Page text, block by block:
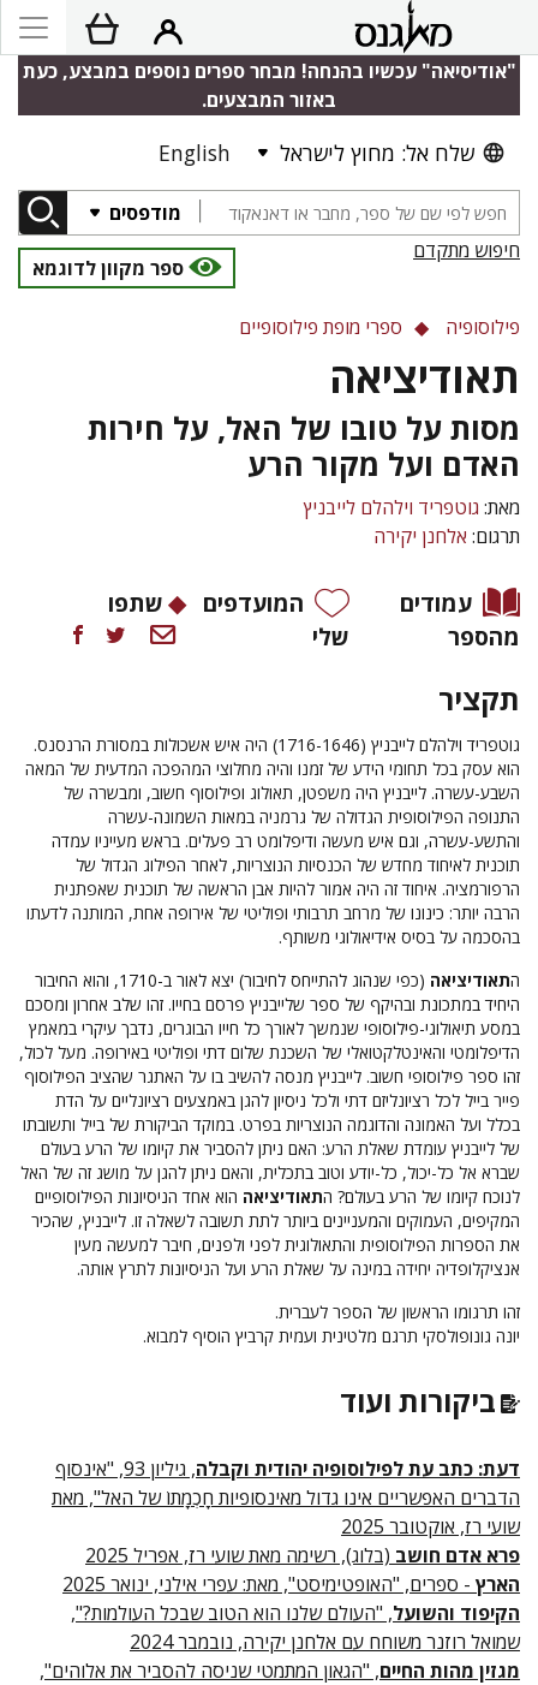
"אודיסיאה" עכשיו בהנחה! מבחר ספרים נוספים במבצע, כעת
באזור המבצעים.
שלח אל: מחוץ לישראל English
מודפסים
חיפוש מתקדם
ספר מקוון לדוגמא
פילוסופיה ספרי מופת פילוסופיים
תאודיציאה
מסות על טובו של האל, על חירות
האדם ועל מקור הרע
מאת: גוטפריד וילהלם לייבניץ
תרגום: אלחנן יקירה
עמודים
מהספר
המועדפים
שלי
שתפו
תקציר
גוטפריד וילהלם לייבניץ (1716-1646) היה איש אשכולות במסורת הרנסנס.
הוא עסק בכל תחומי הידע של זמנו והיה מחלוצי המהפכה המדעית של המאה
השבע-עשרה. לייבניץ היה משפטן, תאולוג ופילוסוף חשוב, ומבשרה של
התנופה הפילוסופית הגדולה של גרמניה במאות השמונה-עשרה
והתשע-עשרה, וגם איש מעשה ודיפלומט רב פעלים. בראש מעייניו עמדה
תוכנית לאיחוד מחדש של הכנסיות הנוצריות, לאחר הפילוג הגדול של
הרפורמציה. איחוד זה היה אמור להיות אבן הראשה של תוכנית שאפתנית
הרבה יותר: כינונו של מרחב תרבותי ופוליטי של אירופה אחת, המותנה לדעתו
בהסכמה על בסיס אידיאולוגי משותף.
התאודיציאה
(כפי שנהוג להתייחס לחיבור) יצא לאור ב-1710, והוא החיבור
היחיד במתכונת ובהיקף של ספר שלייבניץ פרסם בחייו. זהו שלב אחרון ומסכם
במסע תיאולוגי-פילוסופי שנמשך לאורך כל חייו הבוגרים, נדבך עיקרי במאמץ
הדיפלומטי והאינטלקטואלי של השכנת שלום דתי ופוליטי באירופה. מעל לכול,
זהו ספר פילוסופי חשוב. לייבניץ מנסה להשיב בו על האתגר שהציב הפילוסוף
פייר בייל לכל רציונליזם דתי ולכל ניסיון להגן באמצעים רציונליים על הדת
בכלל ועל האמונה והדוגמה הנוצריות בפרט. במוקד הביקורת של בייל ותשובתו
של לייבניץ עומדת שאלת הרע: האם ניתן להסביר את קיומו של הרע בעולם
שברא אל כל-יכול, כל-יודע וטוב בתכלית, והאם ניתן להגן על מושג זה של האל
לנוכח קיומו של הרע בעולם? התאודיציאה הוא אחד הניסיונות הפילוסופיים
המקיפים, העמוקים והמעניינים ביותר לתת תשובה לשאלה זו. לייבניץ, שהכיר
את הספרות הפילוסופית והתאולוגית לפני ולפנים, חיבר למעשה מעין
אנציקלופדיה יחידה במינה על שאלת הרע ועל הניסיונות לתרץ אותה.
זהו תרגומו הראשון של הספר לעברית.
יונה גונופולסקי תרגם מלטינית ועמית קרביץ הוסיף למבוא.
ביקורות ועוד
דעת: כתב עת לפילוסופיה יהודית וקבלה
, גיליון 93, "אינסוף
הדברים האפשריים אינו גדול מאינסופיות חָכְמָתוֹ של האל", מאת
שועי רז, אוקטובר 2025
פרא אדם חושב (בלוג), רשימה מאת שועי רז, אפריל 2025
הארץ - ספרים, "האופטימיסט", מאת: עפרי אילני, ינואר 2025
הקיפוד והשועל, "העולם שלנו הוא הטוב שבכל העולמות?",
שמואל רוזנר משוחח עם אלחנן יקירה, נובמבר 2024
מגזין מהות החיים, "הגאון המתמטי שניסה להסביר את אלוהים",